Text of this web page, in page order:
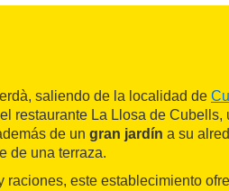
saliendo de la localidad de
restaurante La Llosa de Cubells,
de un gran jardín a su
de una terraza.
este establecimiento